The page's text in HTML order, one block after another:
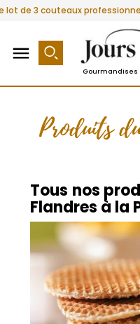
lot de 3 couteaux

Gourmandises
Produits
Tous nos
Flandres à la